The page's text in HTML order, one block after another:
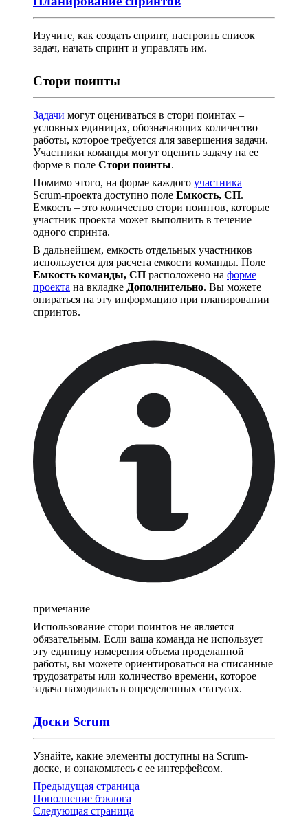
Изучите, как создать спринт, настроить список
задач, начать спринт и управлять им.
Стори поинты
Задачи могут оцениваться в стори поинтах –
условных единицах, обозначающих количество
работы, которое требуется для завершения задачи.
Участники команды могут оценить задачу на ее
форме в поле Стори поинты.
Помимо этого, на форме каждого участника
Scrum-проекта доступно поле Емкость, СП.
Емкость – это количество стори поинтов, которые
участник проекта может выполнить в течение
одного спринта.
В дальнейшем, емкость отдельных участников
используется для расчета емкости команды. Поле
Емкость команды, СП расположено на форме
проекта на вкладке Дополнительно. Вы можете
опираться на эту информацию при планировании
спринтов.
примечание
Использование стори поинтов не является
обязательным. Если ваша команда не использует
эту единицу измерения объема проделанной
работы, вы можете ориентироваться на списанные
трудозатраты или количество времени, которое
задача находилась в определенных статусах.
Доски Scrum
Узнайте, какие элементы доступны на Scrum-
доске, и ознакомьтесь с ее интерфейсом.
Предыдущая страница
Пополнение бэклога
Следующая страница